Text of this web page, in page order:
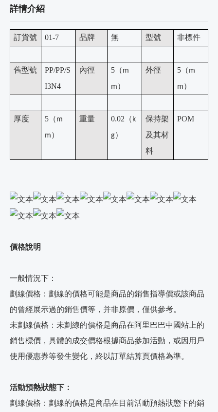
詳情介紹
訂貨號 01-7 品牌 無 型號 非標件
舊型號
PP/PP/S
I3N4
內徑 5 （m
m）
外徑 5 （m
m）
厚度 5 （m
m）
重量 0.02 （ k
g）
保持架
及其材
料
POM
價格說明
一般情況下：
劃線價格：劃線的價格可能是商品的銷售指導價或該商品
的曾經展示過的銷售價等，并非原價，僅供參考。
未劃線價格：未劃線的價格是商品在阿里巴巴中國站上的
銷售標價，具體的成交價格根據商品參加活動，或因用戶
使用優惠券等發生變化，終以訂單結算頁價格為準。
活動預熱狀態下：
劃線價格：劃線的價格是商品在目前活動預熱狀態下的銷